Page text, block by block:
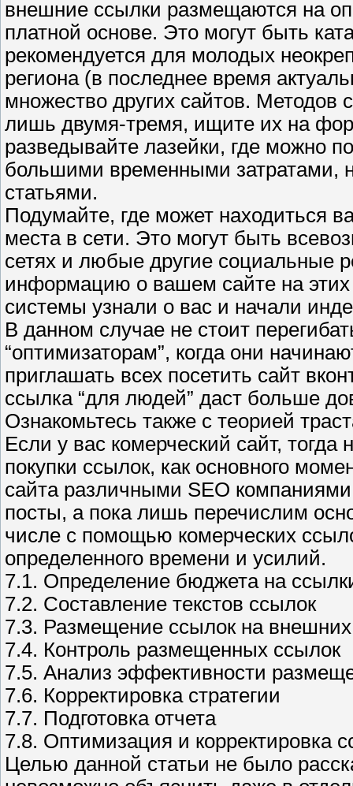
внешние ссылки размещаются на
платной основе. Это могут быть
рекомендуется для молодых
региона (в последнее время
множество других сайтов. Методов
лишь двумя-тремя, ищите их на
разведывайте лазейки, где можно
большими временными затратами,
статьями.
Подумайте, где может находиться
места в сети. Это могут быть
сетях и любые другие социальные
информацию о вашем сайте на
системы узнали о вас и начали
В данном случае не стоит
“оптимизаторам”, когда они
приглашать всех посетить сайт
ссылка “для людей” даст больше
Ознакомьтесь также с теорией
Если у вас комерческий сайт,
покупки ссылок, как основного
сайта различными SEO
посты, а пока лишь перечислим
числе с помощью комерческих
определенного времени и усилий.
7.1. Определение бюджета на
7.2. Составление текстов ссылок
7.3. Размещение ссылок на внешних
7.4. Контроль размещенных ссылок
7.5. Анализ эффективности
7.6. Корректировка стратегии
7.7. Подготовка отчета
7.8. Оптимизация и корректировка
Целью данной статьи не было